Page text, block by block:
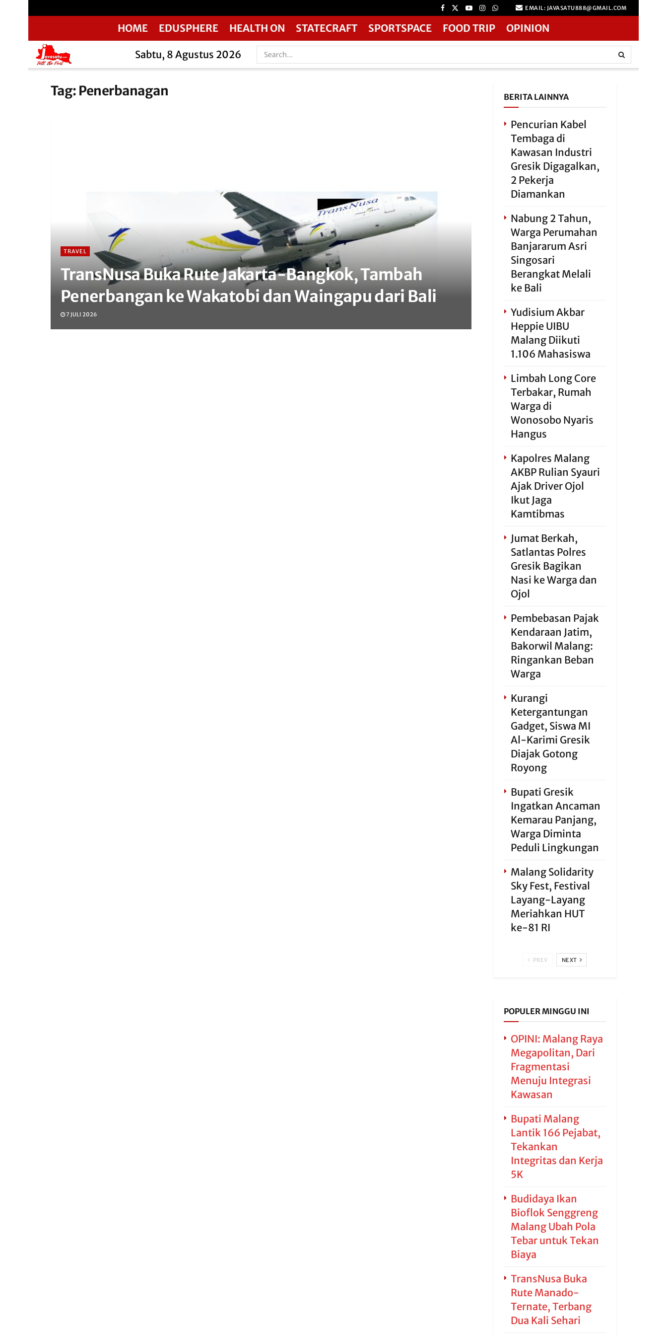
EMAIL: JAVASATU888@GMAIL.COM
HOME EDUSPHERE HEALTH ON STATECRAFT SPORTSPACE FOOD TRIP OPINION
Sabtu, 8 Agustus 2026
Tag: Penerbanagan
TRAVEL
TransNusa Buka Rute Jakarta-Bangkok, Tambah
Penerbangan ke Wakatobi dan Waingapu dari Bali
7 JULI 2026
BERITA LAINNYA
Pencurian Kabel
Tembaga di
Kawasan Industri
Gresik Digagalkan,
2 Pekerja
Diamankan
Nabung 2 Tahun,
Warga Perumahan
Banjararum Asri
Singosari
Berangkat Melali
ke Bali
Yudisium Akbar
Heppie UIBU
Malang Diikuti
1.106 Mahasiswa
Limbah Long Core
Terbakar, Rumah
Warga di
Wonosobo Nyaris
Hangus
Kapolres Malang
AKBP Rulian Syauri
Ajak Driver Ojol
Ikut Jaga
Kamtibmas
Jumat Berkah,
Satlantas Polres
Gresik Bagikan
Nasi ke Warga dan
Ojol
Pembebasan Pajak
Kendaraan Jatim,
Bakorwil Malang:
Ringankan Beban
Warga
Kurangi
Ketergantungan
Gadget, Siswa MI
Al-Karimi Gresik
Diajak Gotong
Royong
Bupati Gresik
Ingatkan Ancaman
Kemarau Panjang,
Warga Diminta
Peduli Lingkungan
Malang Solidarity
Sky Fest, Festival
Layang-Layang
Meriahkan HUT
ke-81 RI
PREV NEXT
POPULER MINGGU INI
OPINI: Malang Raya
Megapolitan, Dari
Fragmentasi
Menuju Integrasi
Kawasan
Bupati Malang
Lantik 166 Pejabat,
Tekankan
Integritas dan Kerja
5K
Budidaya Ikan
Bioflok Senggreng
Malang Ubah Pola
Tebar untuk Tekan
Biaya
TransNusa Buka
Rute Manado-
Ternate, Terbang
Dua Kali Sehari